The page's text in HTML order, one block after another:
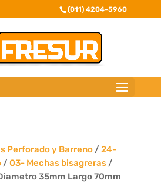
(011) 4204-5960
Perforado y Barreno/ 24-
/ 03- Mechas bisagreras/
35mm Largo 70mm